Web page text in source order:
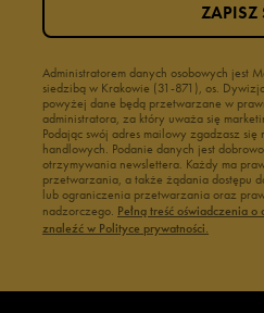
Administratorem danych osobowych jest
siedzibą w Krakowie (31-871), os.
powyżej dane będą przetwarzane w
administratora, za który uważa się
Podając swój adres mailowy zgadzasz
handlowych. Podanie danych jest
otrzymywania newslettera. Każdy ma
przetwarzania, a także żądania dostępu
lub ograniczenia przetwarzania oraz
nadzorczego. Pełną treść oświadczenia
znaleźć w Polityce prywatności.
ZAPISZ